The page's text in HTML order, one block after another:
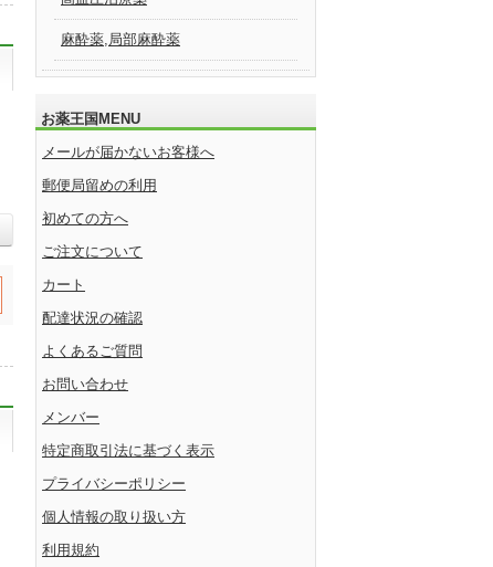
麻酔薬,局部麻酔薬
お薬王国MENU
メールが届かないお客様へ
郵便局留めの利用
初めての方へ
ご注文について
カート
配達状況の確認
よくあるご質問
お問い合わせ
メンバー
特定商取引法に基づく表示
プライバシーポリシー
個人情報の取り扱い方
利用規約